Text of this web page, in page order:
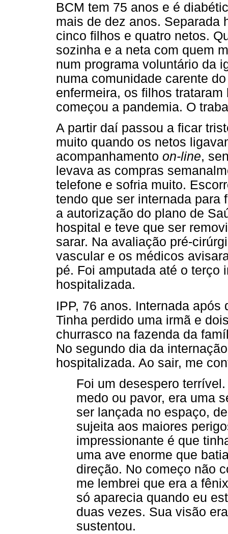
BCM tem 75 anos e é
mais de dez anos. Separada
cinco filhos e quatro netos.
sozinha e a neta com quem
num programa voluntário da
numa comunidade carente
enfermeira, os filhos
começou a pandemia. O
A partir daí passou a ficar
muito quando os netos
acompanhamento on-line,
levava as compras
telefone e sofria muito.
tendo que ser internada para
a autorização do plano de
hospital e teve que ser
sarar. Na avaliação pré-
vascular e os médicos
pé. Foi amputada até o terço
hospitalizada.
IPP, 76 anos. Internada
Tinha perdido uma irmã e
churrasco na fazenda da
No segundo dia da
hospitalizada. Ao sair, me
Foi um desespero
medo ou pavor, era uma
ser lançada no espaço,
sujeita aos maiores
impressionante é que
uma ave enorme que
direção. No começo não
me lembrei que era a
só aparecia quando eu
duas vezes. Sua visão
sustentou.